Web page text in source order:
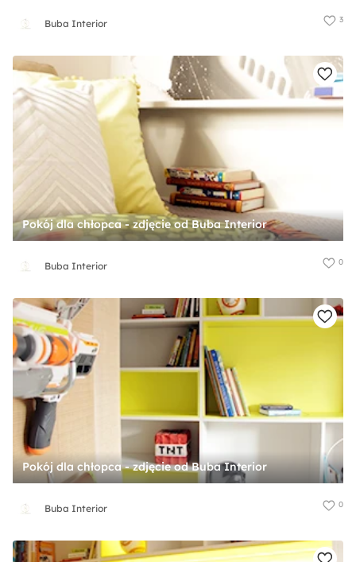
Buba Interior 3
Pokój dla chłopca - zdjęcie od Buba Interior
Buba Interior 0
Pokój dla chłopca - zdjęcie od Buba Interior
Buba Interior 0